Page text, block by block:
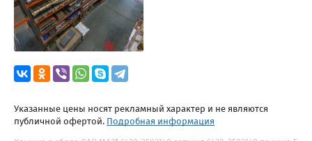
Указанные цены носят рекламный характер и не являются
публичной офертой. Подробная информация